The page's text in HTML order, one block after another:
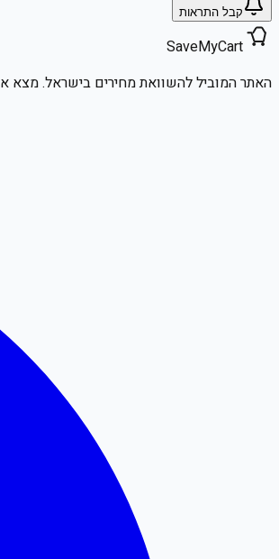
קבל התראות
SaveMyCart
האתר המוביל להשוואת מחירים בישראל. מצא